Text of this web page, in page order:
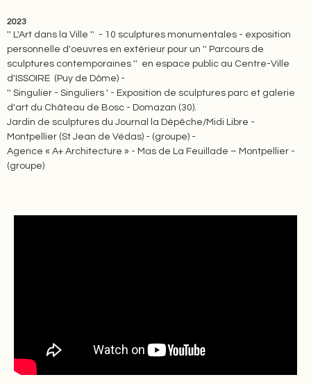
2023
'' L'Art dans la Ville '' - 10 sculptures monumentales - exposition
personnelle d'oeuvres en extérieur pour un '' Parcours de
sculptures contemporaines '' en espace public au Centre-Ville
d'ISSOIRE (Puy de Dôme) -
'' Singulier - Singuliers ' - Exposition de sculptures parc et galerie
d'art du Château de Bosc - Domazan (30).
Jardin de sculptures du Journal la Dépêche/Midi Libre -
Montpellier (St Jean de Védas) - (groupe) -
Agence « A+ Architecture » - Mas de La Feuillade – Montpellier -
(groupe)